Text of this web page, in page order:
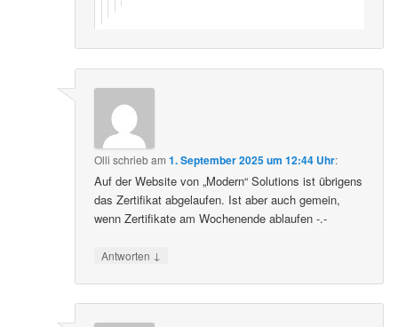
Olli schriebam1. September 2025 um 12:44 Uhr:
Auf der Website von „Modern“ Solutions ist übrigens
das Zertifikat abgelaufen. Ist aber auch gemein,
wenn Zertifikate am Wochenende ablaufen -.-
Antworten ↓